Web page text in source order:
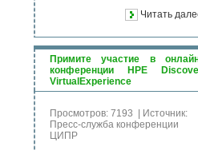
Читать
Примите участие в
конференции HPE
VirtualExperience
Просмотров: 7193
Источник:
Пресс-служба конференции
ЦИПР